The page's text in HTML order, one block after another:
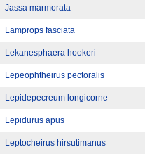
Jassa marmorata
Lamprops fasciata
Lekanesphaera hookeri
Lepeophtheirus pectoralis
Lepidepecreum longicorne
Lepidurus apus
Leptocheirus hirsutimanus